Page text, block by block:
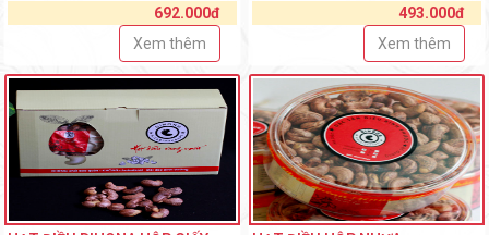
692.000đ
Xem thêm
493.000đ
Xem thêm